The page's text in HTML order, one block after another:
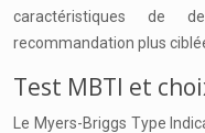
caractéristiques de
recommandation plus
Test MBTI et
Le Myers-Briggs Type